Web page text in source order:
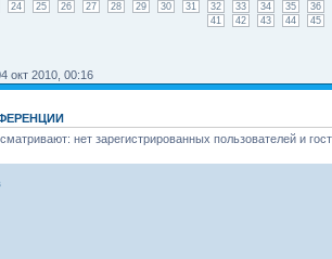
24 25 26 27 28 29 30 31 32 33 34 35
36
41
42 43 44 45
окт 2010, 00:16
нет зарегистрированных пользователей и